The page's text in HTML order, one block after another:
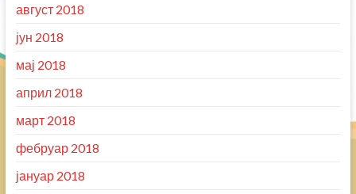
август 2018
јун 2018
мај 2018
април 2018
март 2018
фебруар 2018
јануар 2018